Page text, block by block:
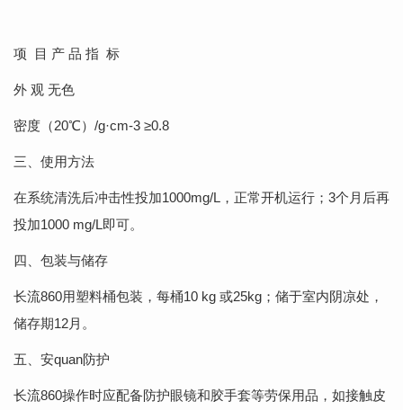
项 目 产 品 指 标
外 观 无色
密度（20℃）/g·cm-3 ≥0.8
三、使用方法
在系统清洗后冲击性投加1000mg/L，正常开机运行；3个月后再
投加1000 mg/L即可。
四、包装与储存
长流860用塑料桶包装，每桶10 kg 或25kg；储于室内阴凉处，
储存期12月。
五、安quan防护
长流860操作时应配备防护眼镜和胶手套等劳保用品，如接触皮